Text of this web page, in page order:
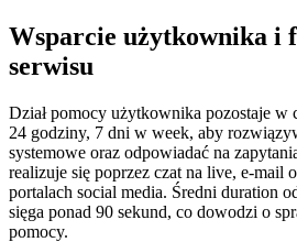
Wsparcie użytkownika i
serwisu
Dział pomocy użytkownika pozostaje w
24 godziny, 7 dni w week, aby
systemowe oraz odpowiadać na
realizuje się poprzez czat na live, e-mail
portalach social media. Średni duration
sięga ponad 90 sekund, co dowodzi o
pomocy.